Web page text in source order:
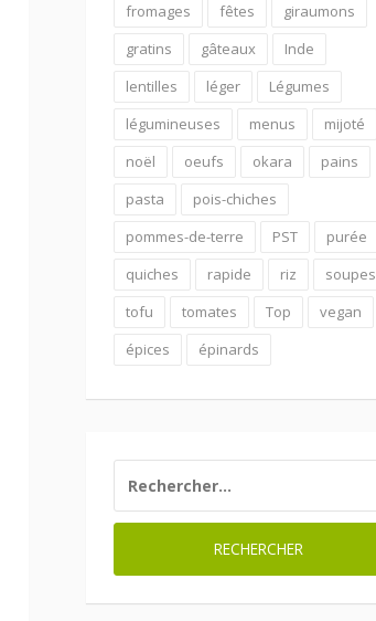
fromages
fêtes
giraumons
gratins
gâteaux
Inde
lentilles
léger
Légumes
légumineuses
menus
mijoté
noël
oeufs okara
pains
pasta
pois-chiches
pommes-de-terre
PST
purée
quiches
rapide riz
soupes
tofu
tomates Top
vegan
épices
épinards